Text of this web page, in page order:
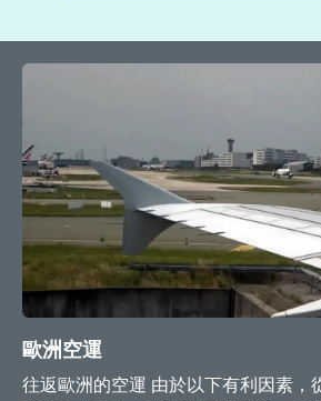
歐洲空運
往返歐洲的空運 由於以下有利因素，